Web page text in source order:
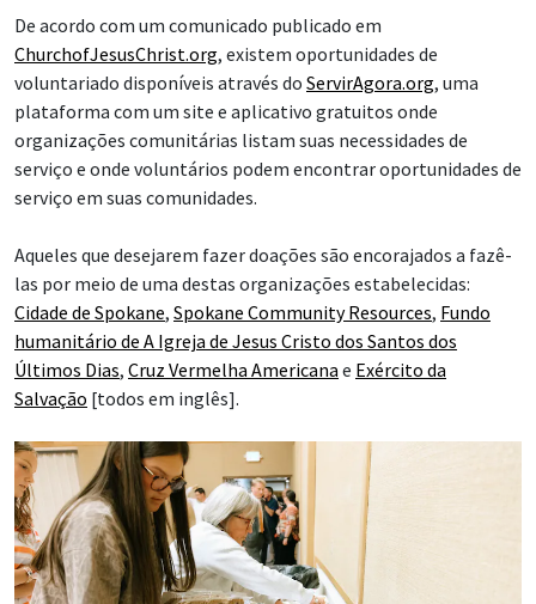
De acordo com um comunicado publicado em
ChurchofJesusChrist.org, existem oportunidades de
voluntariado disponíveis através do ServirAgora.org, uma
plataforma com um site e aplicativo gratuitos onde
organizações comunitárias listam suas necessidades de
serviço e onde voluntários podem encontrar oportunidades de
serviço em suas comunidades.
Aqueles que desejarem fazer doações são encorajados a fazê-
las por meio de uma destas organizações estabelecidas:
Cidade de Spokane, Spokane Community Resources, Fundo
humanitário de A Igreja de Jesus Cristo dos Santos dos
Últimos Dias, Cruz Vermelha Americana e Exército da
Salvação [todos em inglês].